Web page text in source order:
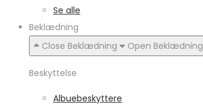
Se alle
Beklædning
Close Beklædning
Open Beklædning
Beskyttelse
Albuebeskyttere